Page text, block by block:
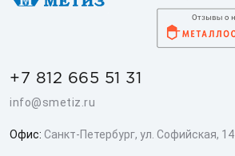
+7 812 665 51 31
info@smetiz.ru
Офис: Санкт-Петербург, ул. Софийская, 14